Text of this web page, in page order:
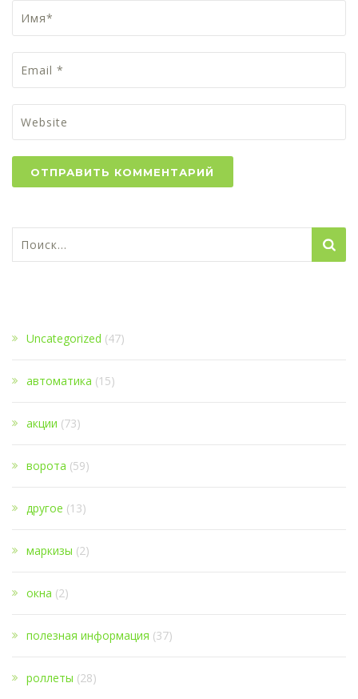
Uncategorized (47)
автоматика (15)
акции (73)
ворота (59)
другое (13)
маркизы (2)
окна (2)
полезная информация (37)
роллеты (28)